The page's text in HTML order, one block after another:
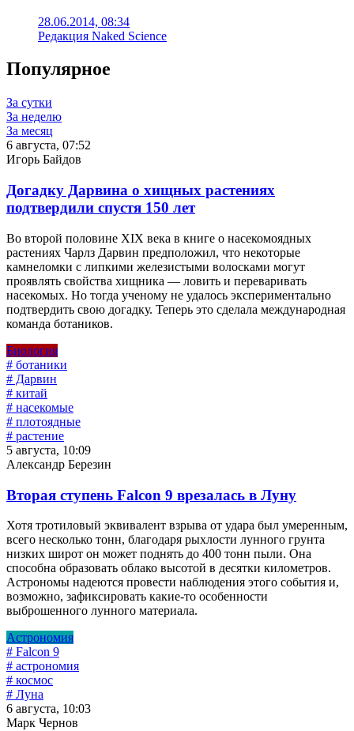
28.06.2014, 08:34
Редакция Naked Science
Популярное
За сутки
За неделю
За месяц
6 августа, 07:52
Игорь Байдов
Догадку Дарвина о хищных растениях
подтвердили спустя 150 лет
Во второй половине XIX века в книге о насекомоядных
растениях Чарлз Дарвин предположил, что некоторые
камнеломки с липкими железистыми волосками могут
проявлять свойства хищника — ловить и переваривать
насекомых. Но тогда ученому не удалось экспериментально
подтвердить свою догадку. Теперь это сделала международная
команда ботаников.
Биология
# ботаники
# Дарвин
# китай
# насекомые
# плотоядные
# растение
5 августа, 10:09
Александр Березин
Вторая ступень Falcon 9 врезалась в Луну
Хотя тротиловый эквивалент взрыва от удара был умеренным,
всего несколько тонн, благодаря рыхлости лунного грунта
низких широт он может поднять до 400 тонн пыли. Она
способна образовать облако высотой в десятки километров.
Астрономы надеются провести наблюдения этого события и,
возможно, зафиксировать какие-то особенности
выброшенного лунного материала.
Астрономия
# Falcon 9
# астрономия
# космос
# Луна
6 августа, 10:03
Марк Чернов